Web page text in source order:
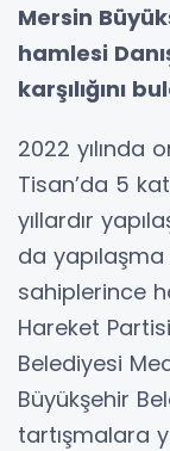
Mersin
hamlesi
karşılığını
2022 yılında
Tisan’da 5
yıllardır
da
sahiplerince
Hareket
Belediyesi
Büyükşehir
tartışmalara